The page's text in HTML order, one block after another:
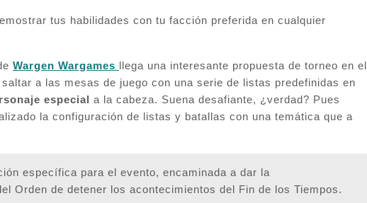
tus habilidades con tu facción preferida en cualquier
Wargen Wargames llega una interesante propuesta de torneo en el
a las mesas de juego con una serie de listas predefinidas en
especial a la cabeza. Suena desafiante, ¿verdad? Pues
la configuración de listas y batallas con una temática que a
específica para el evento, encaminada a dar la
Orden de detener los acontecimientos del Fin de los Tiempos.